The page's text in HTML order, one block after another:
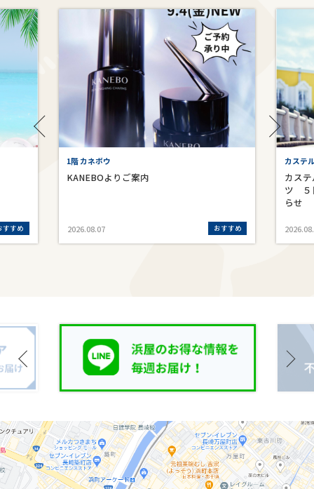
すすめ
1階 カネボウ
KANEBOよりご案内
2026.08.07 おすすめ
カステ
カス
ツ ５
らせ